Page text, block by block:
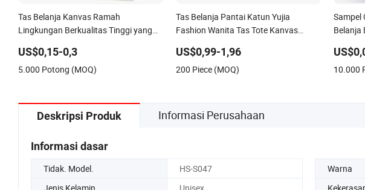
Tas Belanja Kanvas Ramah
Lingkungan Berkualitas Tinggi yang
Kustom dan Gagang Cetak Fashion
untuk Promosi
US$0,15-0,3
5.000 Potong (MOQ)
Tas Belanja Pantai Katun Yujia
Fashion Wanita Tas Tote Kanvas
US$0,99-1,96
200 Piece (MOQ)
Sampel
Belanja
Logo
10.000
Deskripsi Produk Informasi Perusahaan
Informasi dasar
Tidak. Model. HS-S047 Warna